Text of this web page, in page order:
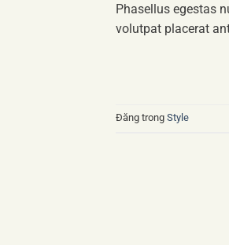
Phasellus egestas
volutpat placerat
Đăng trong Style